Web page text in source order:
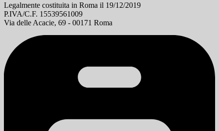
Legalmente costituita in Roma il 19/12/2019
P.IVA/C.F. 15539561009
Via delle Acacie, 69 - 00171 Roma